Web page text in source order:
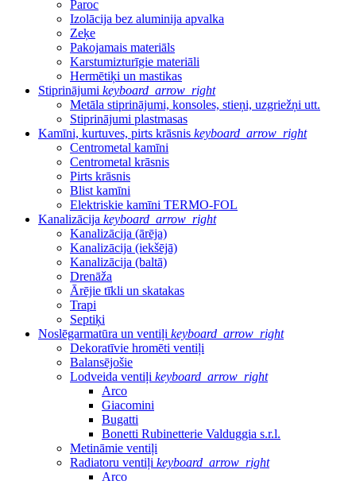
Paroc
Izolācija bez aluminija apvalka
Zeķe
Pakojamais materiāls
Karstumizturīgie materiāli
Hermētiķi un mastikas
Stiprinājumi keyboard_arrow_right
Metāla stiprinājumi, konsoles, stieņi, uzgriežņi utt.
Stiprinājumi plastmasas
Kamīni, kurtuves, pirts krāsnis keyboard_arrow_right
Centrometal kamīni
Centrometal krāsnis
Pirts krāsnis
Blist kamīni
Elektriskie kamīni TERMO-FOL
Kanalizācija keyboard_arrow_right
Kanalizācija (ārēja)
Kanalizācija (iekšējā)
Kanalizācija (baltā)
Drenāža
Ārējie tīkli un skatakas
Trapi
Septiķi
Noslēgarmatūra un ventiļi keyboard_arrow_right
Dekoratīvie hromēti ventiļi
Balansējošie
Lodveida ventiļi keyboard_arrow_right
Arco
Giacomini
Bugatti
Bonetti Rubinetterie Valduggia s.r.l.
Metināmie ventiļi
Radiatoru ventiļi keyboard_arrow_right
Arco